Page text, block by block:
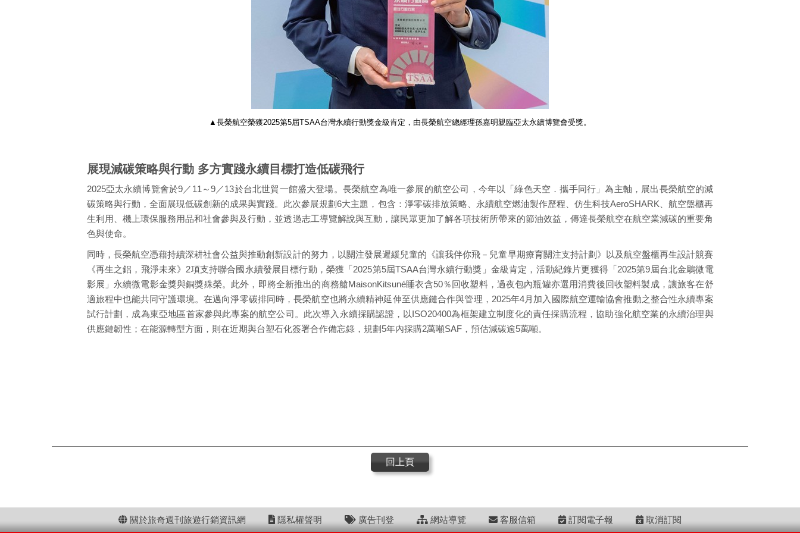
▲長榮航空榮獲2025第5屆TSAA台灣永續行動獎金級肯定，由長榮航空總經理孫嘉明親臨亞太永續博覽會受獎。
展現減碳策略與行動 多方實踐永續目標打造低碳飛行
2025亞太永續博覽會於9／11～9／13於台北世貿一館盛大登場。長榮航空為唯一參展的航空公司，今年以「綠色天空．攜手同行」為主軸，展出長榮航空的減
碳策略與行動，全面展現低碳創新的成果與實踐。此次參展規劃6大主題，包含：淨零碳排放策略、永續航空燃油製作歷程、仿生科技AeroSHARK、航空盤櫃再
生利用、機上環保服務用品和社會參與及行動，並透過志工導覽解說與互動，讓民眾更加了解各項技術所帶來的節油效益，傳達長榮航空在航空業減碳的重要角
色與使命。
同時，長榮航空憑藉持續深耕社會公益與推動創新設計的努力，以關注發展遲緩兒童的《讓我伴你飛－兒童早期療育關注支持計劃》以及航空盤櫃再生設計競賽
《再生之鋁，飛淨未來》2項支持聯合國永續發展目標行動，榮獲「2025第5屆TSAA台灣永續行動獎」金級肯定，活動紀錄片更獲得「2025第9屆台北金鵰微電
影展」永續微電影金獎與銅獎殊榮。此外，即將全新推出的商務艙MaisonKitsuné睡衣含50％回收塑料，過夜包內瓶罐亦選用消費後回收塑料製成，讓旅客在舒
適旅程中也能共同守護環境。在邁向淨零碳排同時，長榮航空也將永續精神延伸至供應鏈合作與管理，2025年4月加入國際航空運輸協會推動之整合性永續專案
試行計劃，成為東亞地區首家參與此專案的航空公司。此次導入永續採購認證，以ISO20400為框架建立制度化的責任採購流程，協助強化航空業的永續治理與
供應鏈韌性；在能源轉型方面，則在近期與台塑石化簽署合作備忘錄，規劃5年內採購2萬噸SAF，預估減碳逾5萬噸。
回上頁
關於旅奇週刊旅遊行銷資訊網 隱私權聲明 廣告刊登 網站導覽 客服信箱 訂閱電子報 取消訂閱